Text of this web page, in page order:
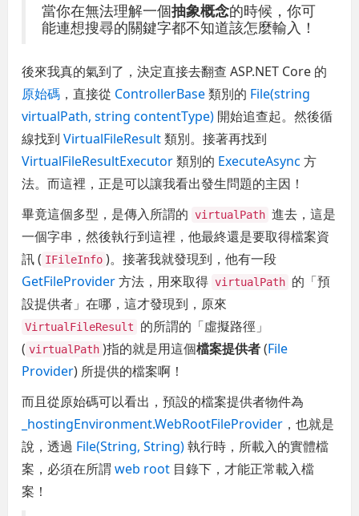
當你在無法理解一個抽象概念的時候，你可
能連想搜尋的關鍵字都不知道該怎麼輸入！
後來我真的氣到了，決定直接去翻查 ASP.NET Core 的
原始碼 ，直接從 ControllerBase類別的 File(string
virtualPath, string contentType) 開始追查起。然後循
線找到VirtualFileResult類別。接著再找到
VirtualFileResultExecutor類別的 ExecuteAsync 方
法。而這裡，正是可以讓我看出發生問題的主因！
畢竟這個多型，是傳入所謂的 virtualPath 進去，這是
一個字串，然後執行到這裡，他最終還是要取得檔案資
訊 ( IFileInfo )。接著我就發現到，他有一段
GetFileProvider方法，用來取得 virtualPath 的「預
設提供者」在哪，這才發現到，原來
VirtualFileResult
的所謂的「虛擬路徑」
( virtualPath )指的就是用這個檔案提供者(File
Provider) 所提供的檔案啊！
而且從原始碼可以看出，預設的檔案提供者物件為
_hostingEnvironment.WebRootFileProvider ，也就是
說，透過 File(String, String)執行時，所載入的實體檔
案，必須在所謂web root 目錄下，才能正常載入檔
案！